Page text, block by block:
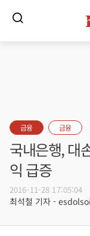
금융 금융
국내은행, 대
익 급증
2016-11-28 17:05:04
최석철 기자 -